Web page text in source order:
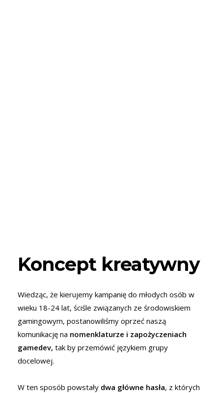
Koncept kreatywny
Wiedząc, że kierujemy kampanię do młodych osób w
wieku 18-24 lat, ściśle związanych ze środowiskiem
gamingowym, postanowiliśmy oprzeć naszą
komunikację na nomenklaturze i zapożyczeniach
gamedev, tak by przemówić językiem grupy
docelowej.
W ten sposób powstały dwa główne hasła, z których